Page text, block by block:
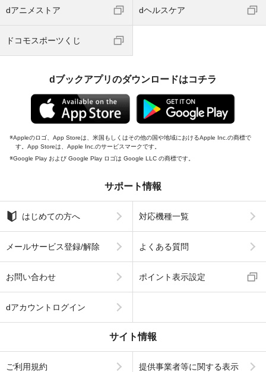
dアニメストア dヘルスケア
ドコモスポーツくじ
dブックアプリのダウンロードはコチラ
Appleのロゴ、App Storeは、米国もしくはその他の国や地域におけるApple Inc.の商標で
す。App Storeは、Apple Inc.のサービスマークです。
Google Play および Google Play ロゴは Google LLC の商標です。
サポート情報
はじめての方へ 対応機種一覧
メールサービス登録/解除 よくある質問
お問い合わせ ポイント表示設定
dアカウントログイン
サイト情報
ご利用規約 提供事業者等に関する表示